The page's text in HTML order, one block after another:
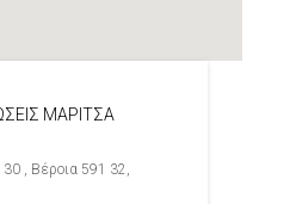
ΜΑΡΙΤΣΑ
30 , Βέροια 591 32,